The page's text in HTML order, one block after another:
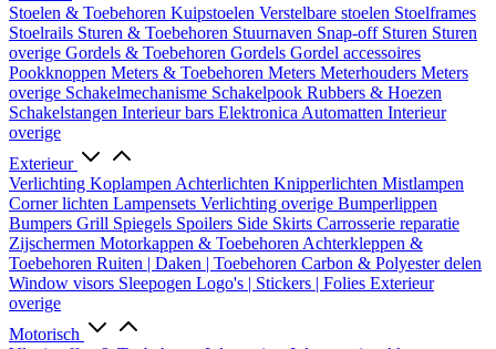
Stoelen & Toebehoren Kuipstoelen Verstelbare stoelen Stoelframes
Stoelrails Sturen & Toebehoren Stuurnaven Snap-off Sturen Sturen
overige Gordels & Toebehoren Gordels Gordel accessoires
Pookknoppen Meters & Toebehoren Meters Meterhouders Meters
overige Schakelmechanisme Schakelpook Rubbers & Hoezen
Schakelstangen Interieur bars Elektronica Automatten Interieur
overige
Exterieur
Verlichting Koplampen Achterlichten Knipperlichten Mistlampen
Corner lichten Lampensets Verlichting overige Bumperlippen
Bumpers Grill Spiegels Spoilers Side Skirts Carrosserie reparatie
Zijschermen Motorkappen & Toebehoren Achterkleppen &
Toebehoren Ruiten | Daken | Toebehoren Carbon & Polyester delen
Window visors Sleepogen Logo's | Stickers | Folies Exterieur
overige
Motorisch